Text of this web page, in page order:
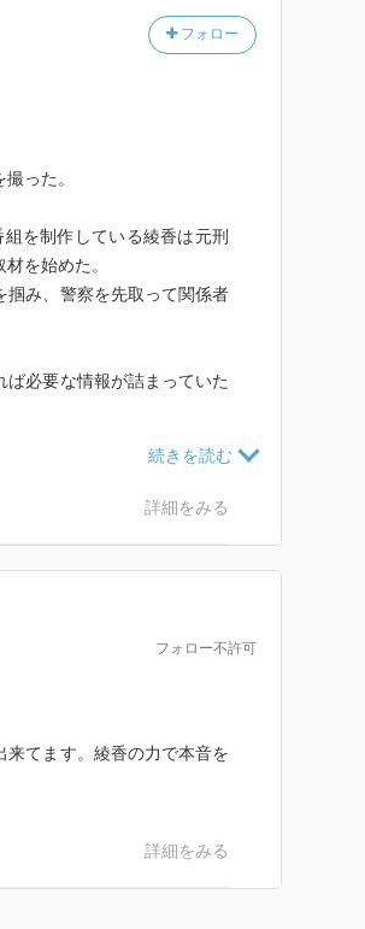
フォロー
った。
を制作している綾香は元刑
を始めた。
掴み、警察を先取って関係者
必要な情報が詰まっていた
うになっているけど、濃淡
詳細をみる
フォロー不許可
てます。綾香の力で本音を
詳細をみる